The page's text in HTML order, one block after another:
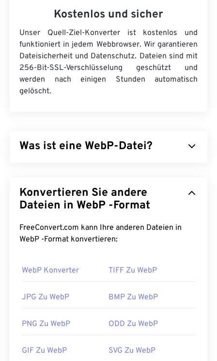
Kostenlos und sicher
Unser Quell-Ziel-Konverter ist kostenlos und
funktioniert in jedem Webbrowser. Wir garantieren
Dateisicherheit und Datenschutz. Dateien sind mit
256-Bit-SSL-Verschlüsselung geschützt und
werden nach einigen Stunden automatisch
gelöscht.
Was ist eine WebP-Datei?
die sich ideal für Webseiten und mobile
Anwendungen eignen. WebP-Bilder sind bis zu 30
Network Graphics- (PNG)Dateien und weisen eine
ähnliche Bildqualität auf. WebP-Bilder werden auf
plattformübergreifend funktioniert. WebP-Dateien
automatisch geöffnet. Neben Chrome
Konvertieren Sie andere
Dateien in WebP -Format
FreeConvert.com kann Ihre anderen Dateien in
WebP -Format konvertieren:
WebP Konverter TIFF Zu WebP
JPG Zu WebP BMP Zu WebP
PNG Zu WebP ODD Zu WebP
GIF Zu WebP SVG Zu WebP